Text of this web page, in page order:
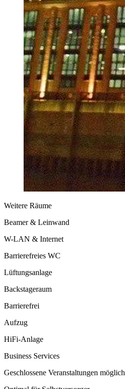
Weitere Räume
Beamer & Leinwand
W-LAN & Internet
Barrierefreies WC
Lüftungsanlage
Backstageraum
Barrierefrei
Aufzug
HiFi-Anlage
Business Services
Geschlossene Veranstaltungen möglich